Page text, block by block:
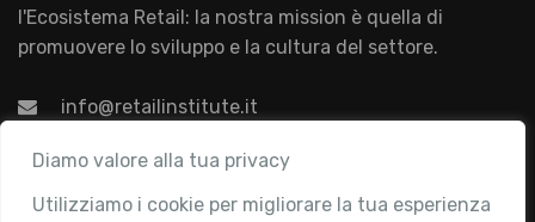
Diamo valore alla tua privacy
Utilizziamo i cookie per migliorare la tua esperienza
l'Ecosistema Retail: la nostra mission è quella di
promuovere lo sviluppo e la cultura del settore.
info@retailinstitute.it
Associazione
Chi siamo